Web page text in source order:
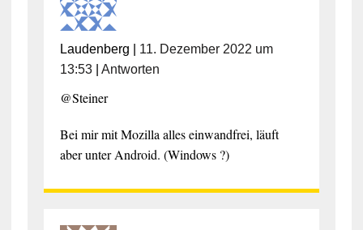
Laudenberg
11. Dezember 2022 um
13:53| Antworten
@Steiner
Bei mir mit Mozilla alles einwandfrei, läuft
aber unter Android. (Windows ?)